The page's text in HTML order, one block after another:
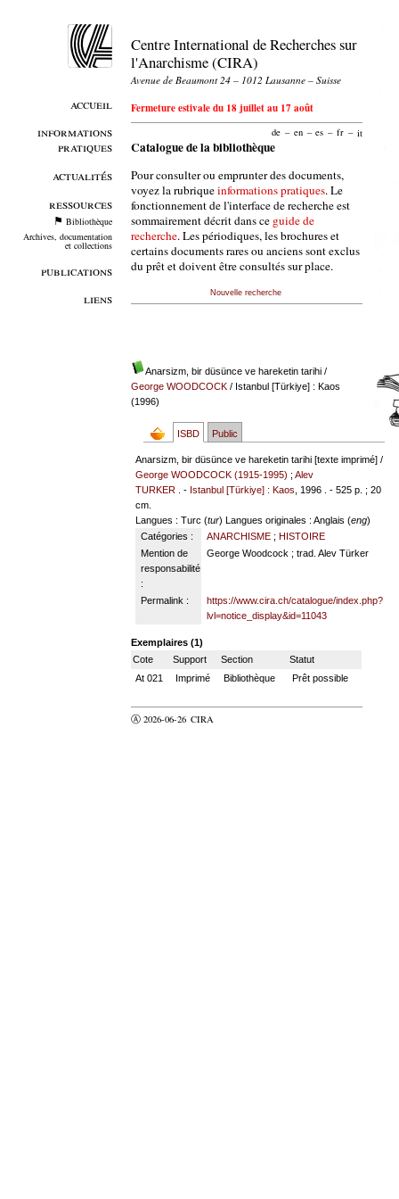
accueil
informations
pratiques
actualités
ressources
Bibliothèque
Archives, documentation
et collections
publications
liens
Centre International de Recherches sur
l'Anarchisme (CIRA)
Avenue de Beaumont 24 – 1012 Lausanne – Suisse
Fermeture estivale du 18 juillet au 17 août
de – en – es – fr – it
Catalogue de la bibliothèque
Pour consulter ou emprunter des documents,
voyez la rubriqueinformations pratiques. Le
fonctionnement de l'interface de recherche est
sommairement décrit dans ce guide de
recherche. Les périodiques, les brochures et
certains documents rares ou anciens sont exclus
du prêt et doivent être consultés sur place.
Nouvelle recherche
Anarsizm, bir düsünce ve hareketin tarihi/
George WOODCOCK/ Istanbul [Türkiye] : Kaos
(1996)
ISBD Public
Anarsizm, bir düsünce ve hareketin tarihi [texte imprimé] /
George WOODCOCK (1915-1995) ;Alev
TURKER . - Istanbul [Türkiye] : Kaos
, 1996 . - 525 p. ; 20
cm.
Langues : Turc (tur)Langues originales : Anglais (eng)
Catégories :
ANARCHISME; HISTOIRE
Mention de
responsabilité
:
George Woodcock ; trad. Alev Türker
Permalink :
https://www.cira.ch/catalogue/index.php?
lvl=notice_display&id=11043
Exemplaires (1)
Cote
Support Section
Statut
At 021
Imprimé Bibliothèque Prêt possible
Ⓐ 2026-06-26 CIRA